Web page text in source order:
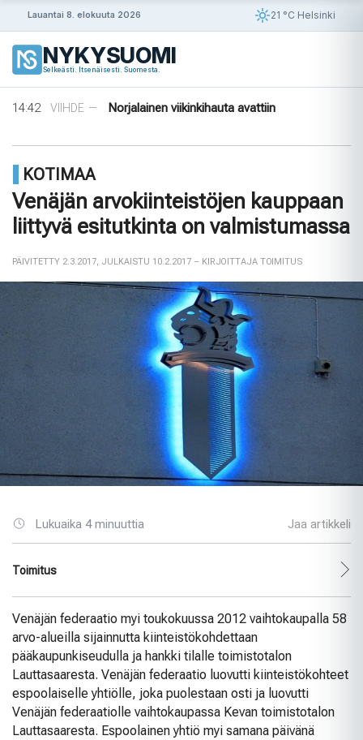
Lauantai 8. elokuuta 2026 21 °C Helsinki
NYKYSUOMI
Selkeästi. Itsenäisesti. Suomesta.
08:33 ULKOMAAT —
Tanska puuttuu tekoälyhuijauksiin
16:39
ULKOMAAT —
Väkivaltaiset värväysratsiat järisyttävät
Ukrainaa perheiden yrittäe ...
14:42
VIIHDE —
Norjalainen viikinkihauta avattiin
09:08
Rapujuhlat – Ruotsin loppukesän rituaali
16:39
ULKOMAAT
Ukrainaa perheiden yrittäe ...
KOTIMAA
Venäjän arvokiinteistöjen kauppaan
liittyvä esitutkinta on valmistumassa
PÄIVITETTY 2.3.2017 JULKAISTU 10.2.2017 – KIRJOITTAJA TOIMITUS
Lukuaika 4 minuuttia Jaa artikkeli
Toimitus
Venäjän federaatio myi toukokuussa 2012 vaihtokaupalla 58
arvo-alueilla sijainnutta kiinteistökohdettaan
pääkaupunkiseudulla ja hankki tilalle toimistotalon
Lauttasaaresta. Venäjän federaatio luovutti kiinteistökohteet
espoolaiselle yhtiölle, joka puolestaan osti ja luovutti
Venäjän federaatiolle vaihtokaupassa Kevan toimistotalon
Lauttasaaresta. Espoolainen yhtiö myi samana päivänä